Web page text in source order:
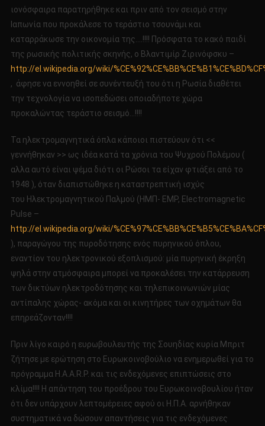
ιονόσφαιρα παρατηρήθηκε και πριν από τον σεισμό στην
Ιαπωνία που προκάλεσε το τεράστιο τσουνάμι και
καταρράκωσε την οικονομία της….!!!! Πρόσφατα το κακό παιδί
της ρωσικής πολιτικής σκηνής, ο Βλαντιμίρ Ζιρινόφσκυ –
http://el.wikipedia.org/wiki/
, άφησε να εννοηθεί σε συνέντευξή του ότι η Ρωσία διαθέτει
την τεχνολογία να ισοπεδώσει οποιαδήποτε χώρα
προκαλώντας τεράστιο σεισμό…!!!!
Τα ηλεκτρομαγνητικά όπλα κάποιοι πιστεύουν ότι <<
γεννήθηκαν >> ως ιδέα κατά τα χρόνια του Ψυχρού Πολέμου (
αλλα αυτό είναι ψέμα διότι οι Ρώσοι τα είχαν φτιάξει από το
1948 ), όταν διαπιστώθηκε η καταστρεπτική ισχύς
του Ηλεκτρομαγνητικού Παλμού (ΗΜΠ- EMP, Electromagnetic
Pulse –
http://el.wikipedia.org/wiki/
), παραγώγου της πυροδότησης ενός πυρηνικού όπλου,
εναντίον του ηλεκτρονικού εξοπλισμού: μία πυρηνική έκρηξη
ψηλά στην ατμόσφαιρα μπορεί να προκαλέσει την κατάρρευση
των δικτύων ηλεκτροδότησης και τηλεπικοινωνιών μίας
αντίπαλης χώρας- ακόμα και οι κινητήρες των οχημάτων θα
επηρεάζονταν!!!!
Πριν λίγο καιρό η ευρωβουλευτής της Σουηδίας κυρία Μπριτ
ζήτησε με ερώτηση στο Ευρωκοινοβούλιο να ενημερωθεί για το
πρόγραμμα H.A.A.R.P. και τις ενδεχόμενες επιπτώσεις στο
κλίμα!!!! Η απάντηση του προέδρου του Ευρωκοινοβουλίου ήταν
ότι δεν υπάρχουν λεπτομέρειες αφού οι Η.Π.Α. αρνήθηκαν
συστηματικά να δώσουν απαντήσεις για τις ενδεχόμενες